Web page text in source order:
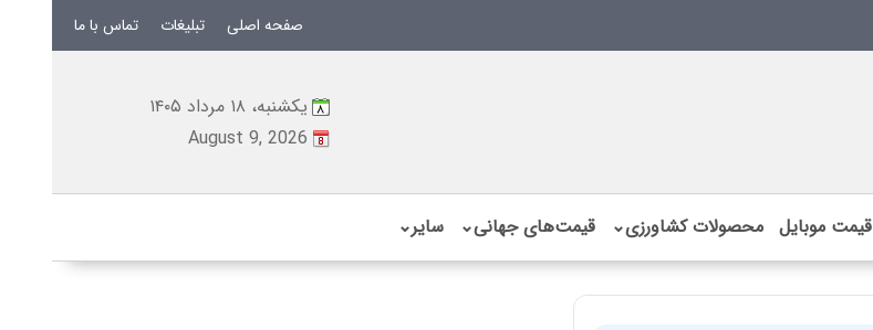
صفحه اصلی تبلیغات تماس با ما
یکشنبه، ۱۸ مرداد ۱۴۰۵
August 9, 2026
قیمت موبایل محصولات کشاورزی⌄ قیمت‌های جهانی⌄ سایر⌄